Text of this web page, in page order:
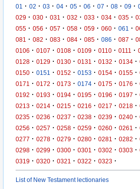
01 · 02 · 03 · 04 · 05 · 06 · 07 · 08 · 09 ·
029 · 030 · 031 · 032 · 033 · 034 · 035 ·
055 · 056 · 057 · 058 · 059 · 060 · 061 ·
081
· 082 · 083 · 084 · 085 · 086 · 087 ·
0106 · 0107 · 0108 · 0109 · 0110 · 0111 ·
0128 · 0129 · 0130 · 0131 · 0132 · 0134 ·
0150 · 0151 · 0152 · 0153 · 0154 · 0155 ·
0171
· 0172 · 0173 · 0174 · 0175 · 0176 ·
0192 · 0193 · 0194 · 0195 · 0196 · 0197 ·
0213 · 0214 · 0215 · 0216 · 0217 · 0218 ·
0235 · 0236 · 0237 · 0238 · 0239 · 0240 ·
0256 · 0257 · 0258 · 0259 · 0260 · 0261 ·
0277 · 0278 · 0279 · 0280 · 0281 · 0282 ·
0298 · 0299 · 0300 · 0301 · 0302 · 0303 ·
0319 · 0320 · 0321 · 0322 · 0323 ·
List of New Testament lectionaries